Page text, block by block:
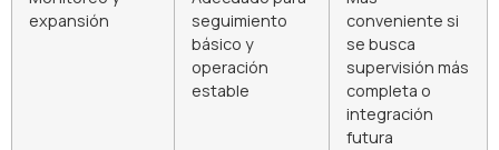
expansión
seguimiento
básico y
operación
estable
conveniente si
se busca
supervisión más
completa o
integración
futura